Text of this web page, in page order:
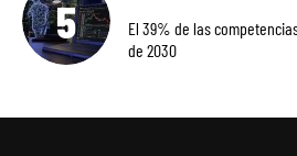
El 39% de las
de 2030